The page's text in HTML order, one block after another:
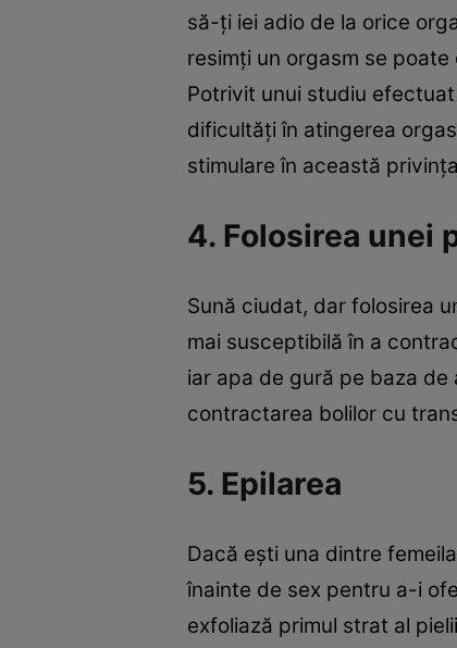
să-ţi iei adio de la orice
resimţi un orgasm se poate
Potrivit unui studiu
dificultăţi în atingerea
stimulare în această
4. Folosirea unei
Sună ciudat, dar folosirea
mai susceptibilă în a
iar apa de gură pe baza
contractarea bolilor cu
5. Epilarea
Dacă eşti una dintre
înainte de sex pentru a-i
exfoliază primul strat al